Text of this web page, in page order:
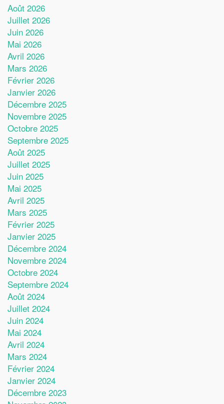
Août 2026
Juillet 2026
Juin 2026
Mai 2026
Avril 2026
Mars 2026
Février 2026
Janvier 2026
Décembre 2025
Novembre 2025
Octobre 2025
Septembre 2025
Août 2025
Juillet 2025
Juin 2025
Mai 2025
Avril 2025
Mars 2025
Février 2025
Janvier 2025
Décembre 2024
Novembre 2024
Octobre 2024
Septembre 2024
Août 2024
Juillet 2024
Juin 2024
Mai 2024
Avril 2024
Mars 2024
Février 2024
Janvier 2024
Décembre 2023